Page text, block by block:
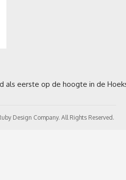
Design Company. All Rights Reserved.